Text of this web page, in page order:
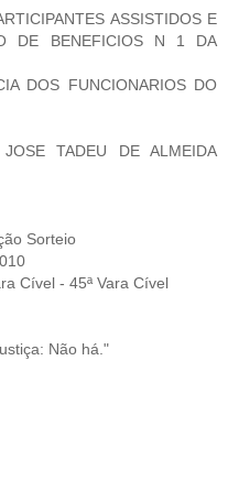
ASSISTIDOS E
DE BENEFICIOS N 1 DA
DOS FUNCIONARIOS DO
TADEU DE ALMEIDA
Sorteio
Cível - 45ª Vara Cível
Não há."